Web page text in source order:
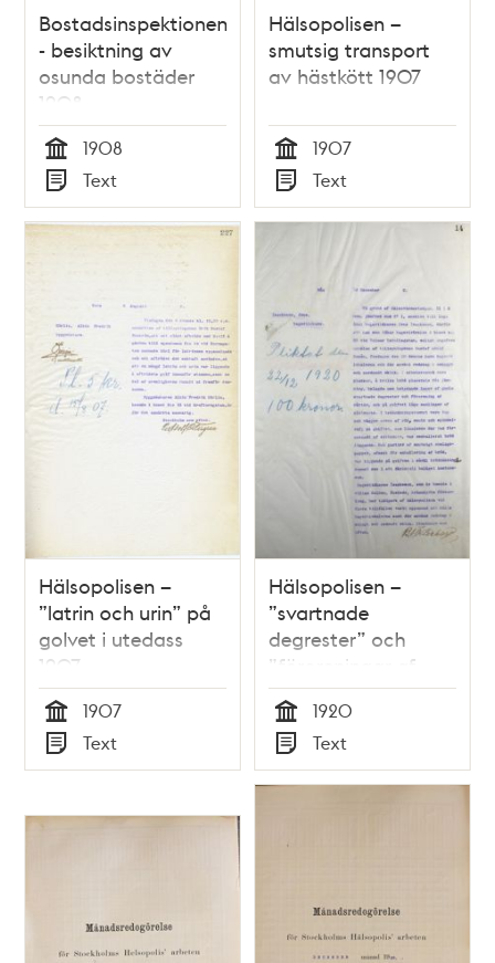
Bostadsinspektionen
- besiktning av
osunda bostäder
1908
Tid
1908
Typ
Text
Hälsopolisen –
smutsig transport
av hästkött 1907
Tid
1907
Typ
Text
Hälsopolisen –
”latrin och urin” på
golvet i utedass
1907
Tid
1907
Typ
Text
Hälsopolisen –
”svartnade
degrester” och
”föroreningar af
råttor” i bageri -
1920
Tid
1920
Typ
Text